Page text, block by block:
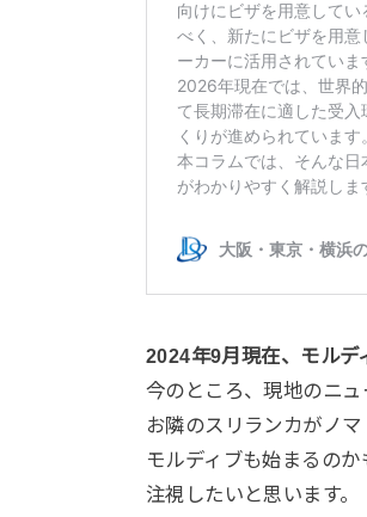
2024年9月現在、モルデ
今のところ、現地のニ
お隣のスリランカがノ
モルディブも始まるのか
注視したいと思います。